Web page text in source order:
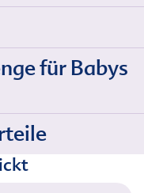
für Babys